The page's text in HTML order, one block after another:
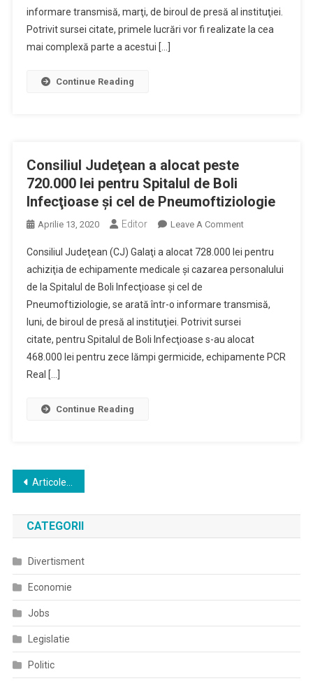
La
Drumul
informare transmisă, marţi, de biroul de presă al instituţiei.
Potrivit sursei citate, primele lucrări vor fi realizate la cea
mai complexă parte a acestui […]
Continue Reading
Consiliul Judeţean a alocat peste
720.000 lei pentru Spitalul de Boli
Infecţioase şi cel de Pneumoftiziologie
Aprilie 13, 2020 Editor Leave A CommentOn
Judeţean
A
Peste
Lei
Pentru
Consiliul Judeţean (CJ) Galaţi a alocat 728.000 lei pentru
achiziţia de echipamente medicale şi cazarea personalului
de la Spitalul de Boli Infecţioase şi cel de
Pneumoftiziologie, se arată într-o informare transmisă,
luni, de biroul de presă al instituţiei. Potrivit sursei
citate, pentru Spitalul de Boli Infecţioase s-au alocat
468.000 lei pentru zece lămpi germicide, echipamente PCR
Real […]
Continue Reading
Navigare
în
articole
Articole mai vechi
CATEGORII
Divertisment
Economie
Jobs
Legislatie
Politic